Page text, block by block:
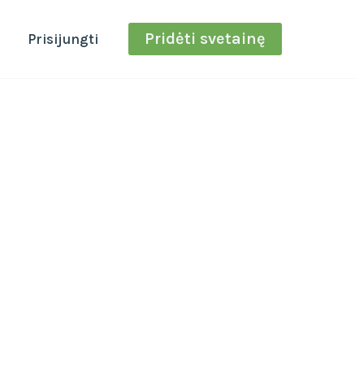
Prisijungti Pridėti svetainę